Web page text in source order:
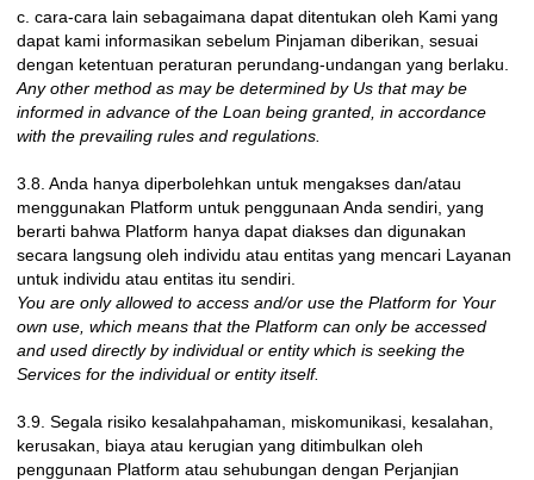
c. cara-cara lain sebagaimana dapat ditentukan oleh Kami yang
dapat kami informasikan sebelum Pinjaman diberikan, sesuai
dengan ketentuan peraturan perundang-undangan yang berlaku.
Any other method as may be determined by Us that may be
informed in advance of the Loan being granted, in accordance
with the prevailing rules and regulations.
3.8. Anda hanya diperbolehkan untuk mengakses dan/atau
menggunakan Platform untuk penggunaan Anda sendiri, yang
berarti bahwa Platform hanya dapat diakses dan digunakan
secara langsung oleh individu atau entitas yang mencari Layanan
untuk individu atau entitas itu sendiri.
You are only allowed to access and/or use the Platform for Your
own use, which means that the Platform can only be accessed
and used directly by individual or entity which is seeking the
Services for the individual or entity itself.
3.9. Segala risiko kesalahpahaman, miskomunikasi, kesalahan,
kerusakan, biaya atau kerugian yang ditimbulkan oleh
penggunaan Platform atau sehubungan dengan Perjanjian